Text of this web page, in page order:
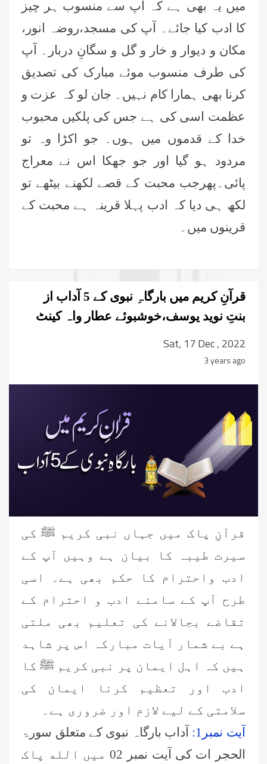
میں یہ بھی ہے کہ آپ سے منسوب ہر چیز
کا ادب کیا جائے۔ آپ کی مسجد،روضہ انور،
مکان و دیوار و خار و گل و سگانِ دربار۔ آپ
کی طرف منسوب موئے مبارک کی تصدیق
کرنا بھی ہمارا کام نہیں۔ جان لو کہ عزت و
عظمت اسی کی ہے جس کی پلکیں محبوب
خدا کے قدموں میں ہوں۔ جو اکڑا وہ تو
مردود ہو گیا اور جو جھکا اس نے معراج
پائی۔پھرجب محبت کے قصے لکھنے بیٹھے تو
لکھ ہی دیا کہ ادب پہلا قرینہ ہے محبت کے
قرینوں میں۔
قرآنِ کریم میں بارگاہِ نبوی کے 5 آداب از
بنتِ نوید یوسف،خوشبوئے عطار واہ کینٹ
Sat, 17 Dec , 2022
3 years ago
قرآنِ پاک میں جہاں نبی کریم ﷺ کی
سیرت طیبہ کا بیان ہے وہیں آپ کے
ادب واحترام کا حکم بھی ہے۔ اسی
طرح آپ کے سامنے ادب و احترام کے
تقاضے بجالانے کی تعلیم بھی ملتی
ہے بے شمار آیات مبارکہ اس پر شاہد
ہیں کہ اہل ایمان پر نبی کریم ﷺ کا
ادب اور تعظیم کرنا ایمان کی
سلامتی کے لیے لازم اور ضروری ہے۔
آیت نمبر1:
آداب بارگاہ نبوی کے متعلق سورۃ
الحجر ات کی آیت نمبر 02 میں الله پاک